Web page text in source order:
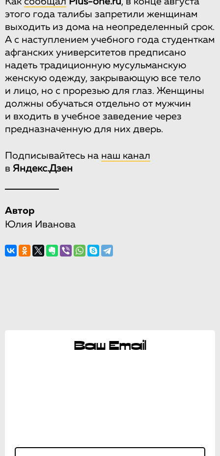
этого года талибы запретили женщинам
выходить из дома на неопределенный срок.
А с наступлением учебного года студенткам
афганских университетов предписано
надеть традиционную мусульманскую
женскую одежду, закрывающую все тело
и лицо, но с прорезью для глаз. Женщины
должны обучаться отдельно от мужчин
и входить в учебное заведение через
предназначенную для них дверь.
Подписывайтесь на наш канал
в Яндекс.Дзен
Автор
Юлия Иванова
Ваш Email